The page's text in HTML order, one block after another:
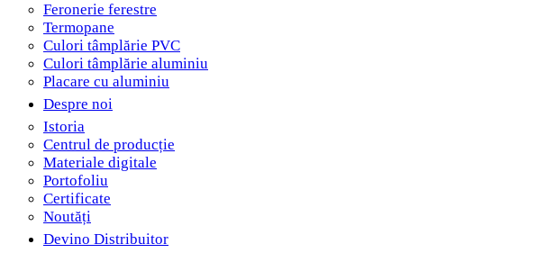
Feronerie ferestre
Termopane
Culori tâmplărie PVC
Culori tâmplărie aluminiu
Placare cu aluminiu
Despre noi
Istoria
Centrul de producție
Materiale digitale
Portofoliu
Certificate
Noutăți
Devino Distribuitor